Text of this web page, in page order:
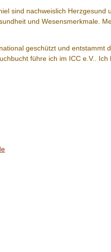
sind nachweislich Herzgesund
und Wesensmerkmale.
geschützt und entstammt
führe ich im ICC e.V..
Spaniel